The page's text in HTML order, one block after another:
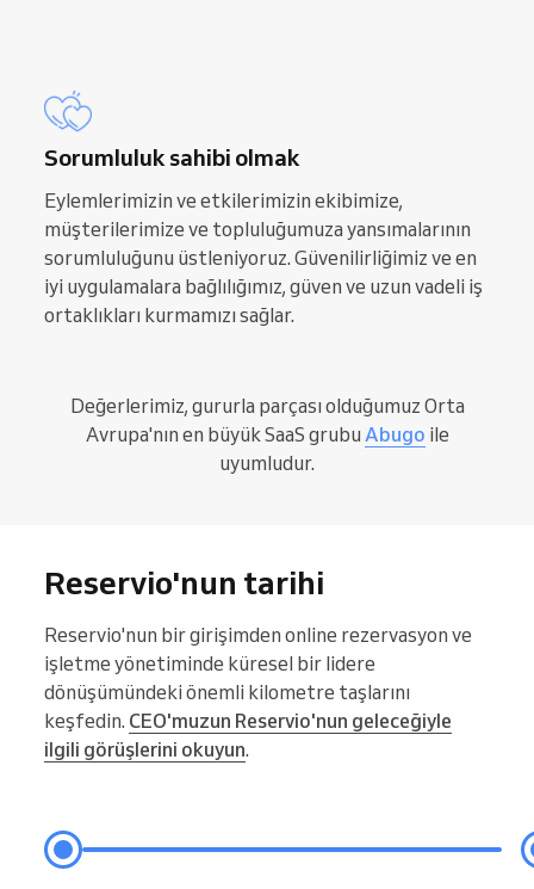
Sorumluluk sahibi olmak
Eylemlerimizin ve etkilerimizin ekibimize,
müşterilerimize ve topluluğumuza yansımalarının
sorumluluğunu üstleniyoruz. Güvenilirliğimiz ve en
iyi uygulamalara bağlılığımız, güven ve uzun vadeli iş
ortaklıkları kurmamızı sağlar.
Değerlerimiz, gururla parçası olduğumuz Orta
Avrupa'nın en büyük SaaS grubu Abugo ile
uyumludur.
Reservio'nun tarihi
Reservio'nun bir girişimden online rezervasyon ve
işletme yönetiminde küresel bir lidere
dönüşümündeki önemli kilometre taşlarını
keşfedin. CEO'muzun Reservio'nun geleceğiyle
ilgili görüşlerini okuyun.